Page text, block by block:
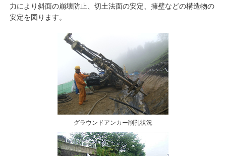
力により斜面の崩壊防止、切土法面の安定、擁壁などの構造物の
安定を図ります。
グラウンドアンカー削孔状況